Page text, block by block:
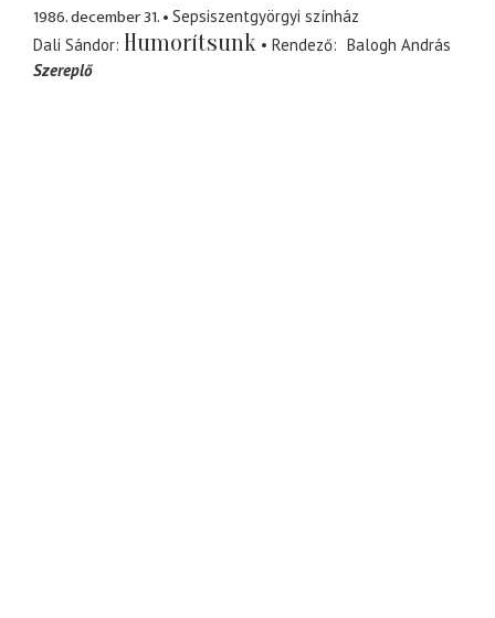
1986. december 31.
Sepsiszentgyörgyi színház
Dali Sándor Humorítsunk Rendező
Balogh András
Szereplő